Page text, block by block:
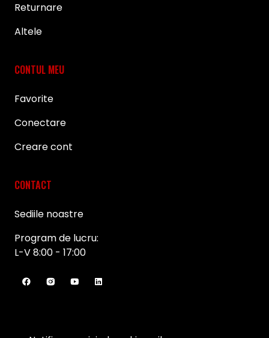
Returnare
Altele
CONTUL MEU
Favorite
Conectare
Creare cont
CONTACT
Sediile noastre
Program de lucru:
L-V 8:00 - 17:00